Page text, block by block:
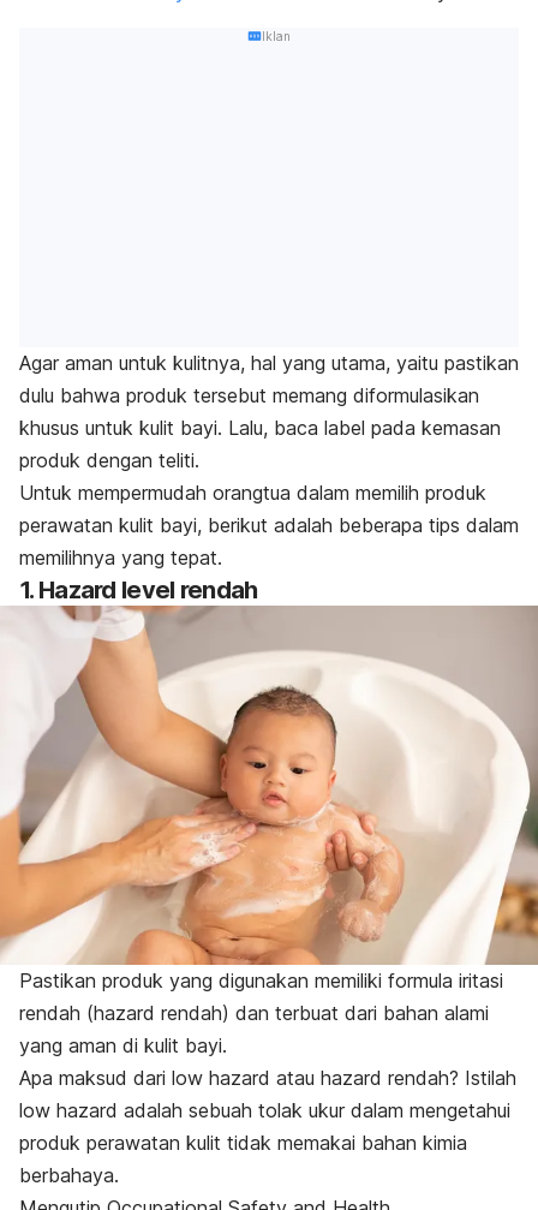
Iklan
Agar aman untuk kulitnya, hal yang utama, yaitu pastikan
dulu bahwa produk tersebut memang diformulasikan
khusus untuk kulit bayi. Lalu, baca label pada kemasan
produk dengan teliti.
Untuk mempermudah orangtua dalam memilih produk
perawatan kulit bayi, berikut adalah beberapa tips dalam
memilihnya yang tepat.
1. Hazard level rendah
Pastikan produk yang digunakan memiliki formula iritasi
rendah (hazard rendah) dan terbuat dari bahan alami
yang aman di kulit bayi.
Apa maksud dari low hazard atau hazard rendah? Istilah
low hazard adalah sebuah tolak ukur dalam mengetahui
produk perawatan kulit tidak memakai bahan kimia
berbahaya.